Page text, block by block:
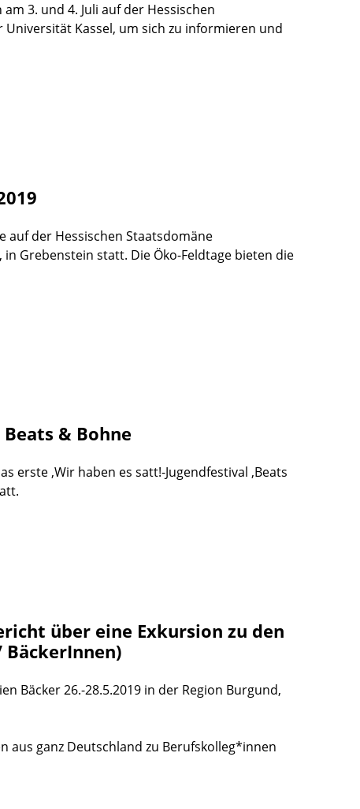
3. und 4. Juli auf der Hessischen
Kassel, um sich zu informieren und
auf der Hessischen Staatsdomäne
Grebenstein statt. Die Öko-Feldtage bieten die
& Bohne
erste ‚Wir haben es satt!-Jugendfestival ‚Beats
über eine Exkursion zu den
BäckerInnen)
Bäcker 26.-28.5.2019 in der Region Burgund,
aus ganz Deutschland zu Berufskolleg*innen